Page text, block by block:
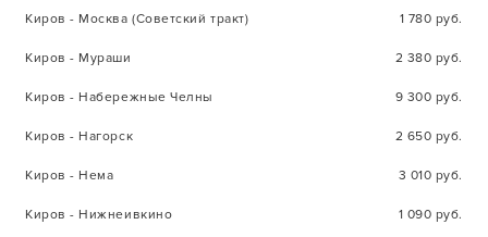
Киров - Москва (Советский тракт) 1 780 руб.
Киров - Мураши 2 380 руб.
Киров - Набережные Челны 9 300 руб.
Киров - Нагорск 2 650 руб.
Киров - Нема 3 010 руб.
Киров - Нижнеивкино 1 090 руб.